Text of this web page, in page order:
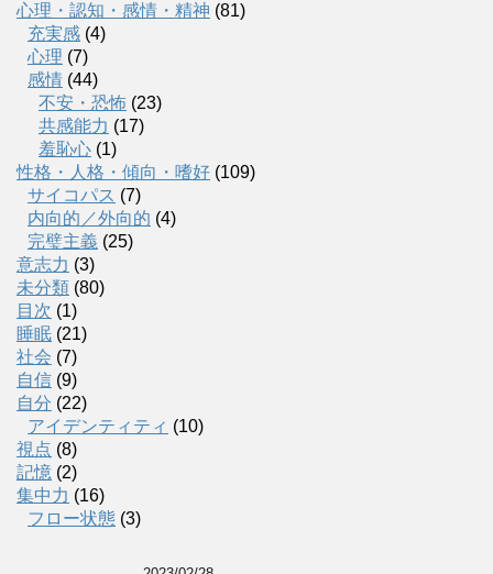
心理・認知・感情・精神 (81)
充実感 (4)
心理 (7)
感情 (44)
不安・恐怖 (23)
共感能力 (17)
羞恥心 (1)
性格・人格・傾向・嗜好 (109)
サイコパス (7)
内向的／外向的 (4)
完璧主義 (25)
意志力 (3)
未分類 (80)
目次 (1)
睡眠 (21)
社会 (7)
自信 (9)
自分 (22)
アイデンティティ (10)
視点 (8)
記憶 (2)
集中力 (16)
フロー状態 (3)